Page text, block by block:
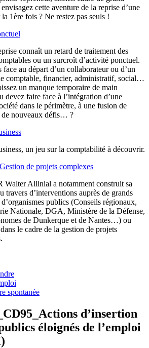
cette aventure de la reprise d’une
1ère fois ? Ne restez pas seuls !
connaît un retard de traitement des
ou un surcroît d’activité ponctuel.
face au départ d’un collaborateur ou d’un
comptable, financier, administratif, social…
un manque temporaire de main
devez faire face à l’intégration d’une
dans le périmètre, à une fusion de
de nouveaux défis… ?
un jeu sur la comptabilité à découvrir.
de projets complexes
Walter Allinial a notamment construit sa
travers d’interventions auprès de grands
d’organismes publics (Conseils régionaux,
Nationale, DGA, Ministère de la Défense,
de Dunkerque et de Nantes…) ou
le cadre de la gestion de projets
spontanée
d’insertion
éloignés de l’emploi